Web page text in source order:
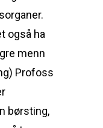
også ha
menn
Profoss
børsting,